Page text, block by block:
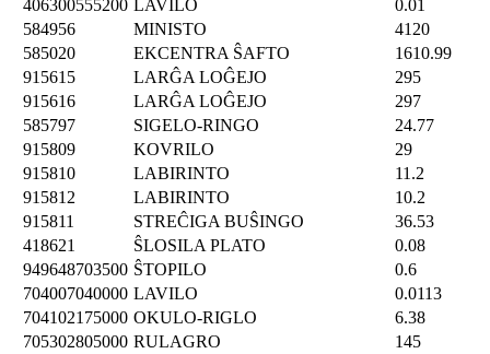
406300555200 LAVILO
0.01
584956
MINISTO
4120
585020
EKCENTRA ŜAFTO
1610.99
915615
LARĜA LOĜEJO
295
915616
LARĜA LOĜEJO
297
585797
SIGELO-RINGO
24.77
915809
KOVRILO
29
915810
LABIRINTO
11.2
915812
LABIRINTO
10.2
915811
STREĈIGA BUŜINGO
36.53
418621
ŜLOSILA PLATO
0.08
949648703500 ŜTOPILO
0.6
704007040000 LAVILO
0.0113
704102175000 OKULO-RIGLO
6.38
705302805000 RULAGRO
145